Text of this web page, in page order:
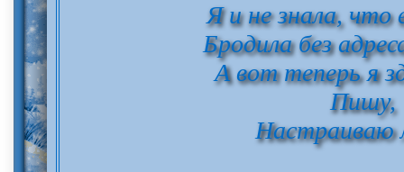
Я и не знала, что
Бродила без
А вот теперь я
Пишу,
Настраиваю